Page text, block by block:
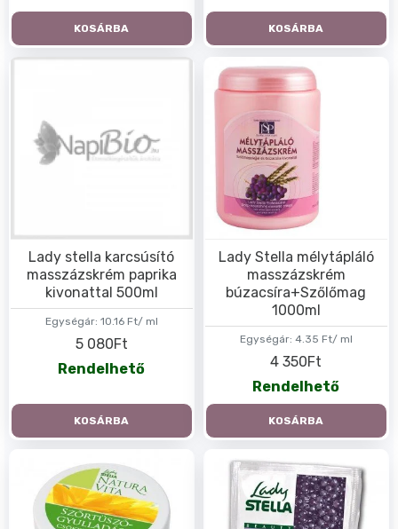
KOSÁRBA KOSÁRBA
Egységár: 10.16 Ft/ ml
Lady stella karcsúsító
masszázskrém paprika
kivonattal 500ml
5 080Ft
Rendelhető
KOSÁRBA
Egységár: 4.35 Ft/ ml
Lady Stella mélytápláló
masszázskrém
búzacsíra+Szőlőmag
1000ml
4 350Ft
Rendelhető
KOSÁRBA